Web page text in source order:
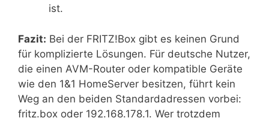
ist.
Fazit: Bei der FRITZ!Box gibt es keinen Grund
für komplizierte Lösungen. Für deutsche Nutzer,
die einen AVM-Router oder kompatible Geräte
wie den 1&1 HomeServer besitzen, führt kein
Weg an den beiden Standardadressen vorbei:
fritz.box oder 192.168.178.1. Wer trotzdem